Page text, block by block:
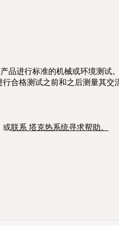
品进行标准的机械或环境测试
合格测试之前和之后测量其
或联系 塔克热系统寻求帮助。